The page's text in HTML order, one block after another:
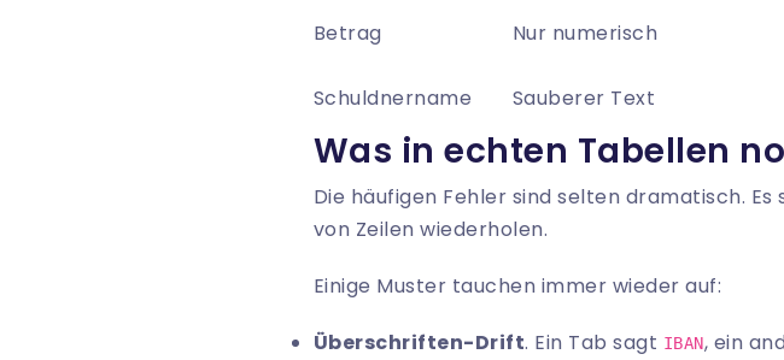
Betrag
Nur numerisch
Schuldnername
Sauberer Text
Was in echten Tabellen
Die häufigen Fehler sind selten dramatisch.
von Zeilen wiederholen.
Einige Muster tauchen immer wieder auf:
Überschriften-Drift. Ein Tab sagt IBAN, ein